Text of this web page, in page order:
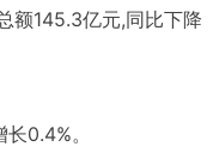
额145.3亿元,同比下降
0.4%。